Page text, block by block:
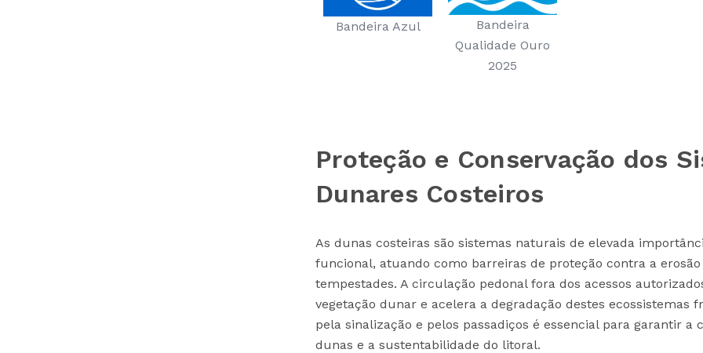
Bandeira Azul
Bandeira
Qualidade Ouro
2025
Proteção e Conservação dos
Dunares Costeiros
As dunas costeiras são sistemas naturais de elevada
funcional, atuando como barreiras de proteção contra a erosão
tempestades. A circulação pedonal fora dos acessos
vegetação dunar e acelera a degradação destes ecossistemas
pela sinalização e pelos passadiços é essencial para garantir a
dunas e a sustentabilidade do litoral.